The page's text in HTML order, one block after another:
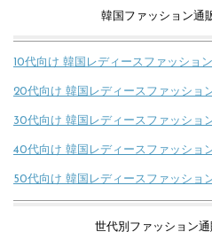
韓国ファッション通
10代向け 韓国レディースファッショ
20代向け 韓国レディースファッショ
30代向け 韓国レディースファッショ
40代向け 韓国レディースファッショ
50代向け 韓国レディースファッショ
世代別ファッション